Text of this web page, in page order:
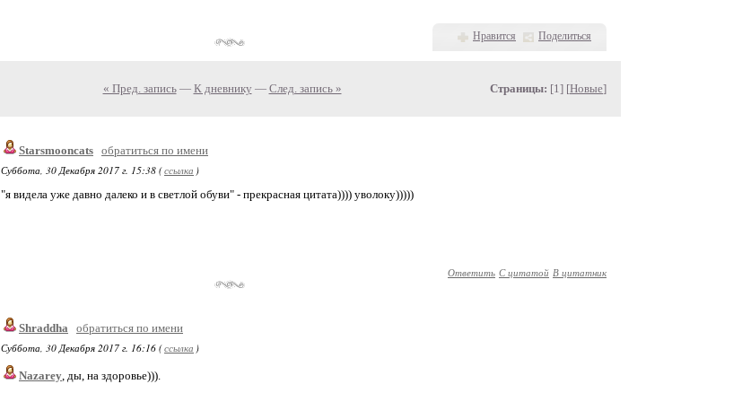
Нравится Поделиться
« Пред. запись— К дневнику — След. запись » Страницы: [1] [Новые]
Starsmooncats обратиться по имени
Суббота, 30 Декабря 2017 г. 15:38 (ссылка )
"я видела уже давно далеко и в светлой обуви" - прекрасная цитата)))) уволоку)))))
Ответить С цитатой В цитатник
Shraddha
обратиться по имени
Суббота, 30 Декабря 2017 г. 16:16 (ссылка )
Nazarey, ды, на здоровье))).